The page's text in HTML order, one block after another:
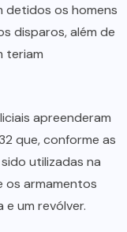
detidos os homens
disparos, além de
teriam
apreenderam
que, conforme as
utilizadas na
os armamentos
um revólver.